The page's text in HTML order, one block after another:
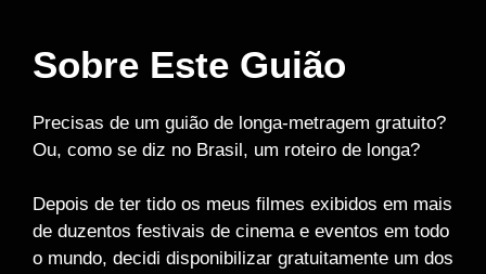
Sobre Este Guião
Precisas de um guião de longa-metragem gratuito?
Ou, como se diz no Brasil, um roteiro de longa?
Depois de ter tido os meus filmes exibidos em mais
de duzentos festivais de cinema e eventos em todo
o mundo, decidi disponibilizar gratuitamente um dos